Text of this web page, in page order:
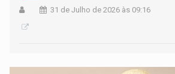
31 de Julho de 2026 às 09:16